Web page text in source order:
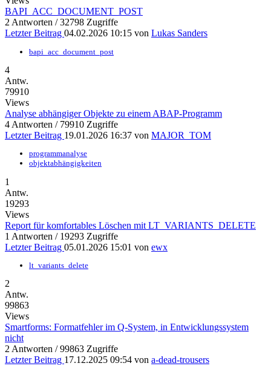
BAPI_ACC_DOCUMENT_POST
2 Antworten / 32798 Zugriffe
Letzter Beitrag 04.02.2026 10:15 von Lukas Sanders
bapi_acc_document_post
4
Antw.
79910
Views
Analyse abhängiger Objekte zu einem ABAP-Programm
4 Antworten / 79910 Zugriffe
Letzter Beitrag 19.01.2026 16:37 von MAJOR_TOM
programmanalyse
objektabhängigkeiten
1
Antw.
19293
Views
Report für komfortables Löschen mit LT_VARIANTS_DELETE
1 Antworten / 19293 Zugriffe
Letzter Beitrag 05.01.2026 15:01 von ewx
lt_variants_delete
2
Antw.
99863
Views
Smartforms: Formatfehler im Q-System, in Entwicklungssystem
nicht
2 Antworten / 99863 Zugriffe
Letzter Beitrag 17.12.2025 09:54 von a-dead-trousers